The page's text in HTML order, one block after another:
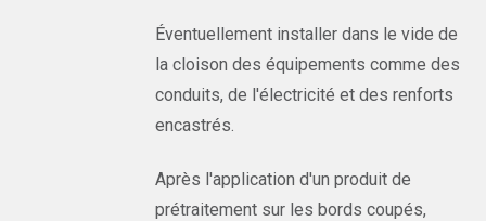
Éventuellement installer dans le vide de
la cloison des équipements comme des
conduits, de l'électricité et des renforts
encastrés.
Après l'application d'un produit de
prétraitement sur les bords coupés,